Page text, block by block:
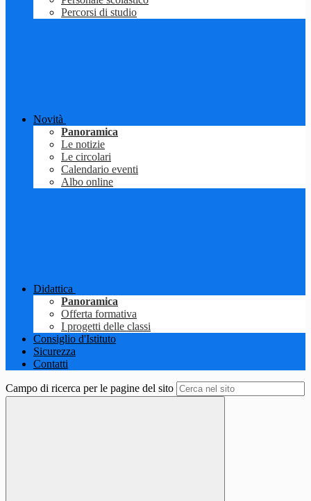
Percorsi di studio
Novità
Panoramica
Le notizie
Le circolari
Calendario eventi
Albo online
Didattica
Panoramica
Offerta formativa
I progetti delle classi
Consiglio d'Istituto
Sicurezza
Contatti
Campo di ricerca per le pagine del sito